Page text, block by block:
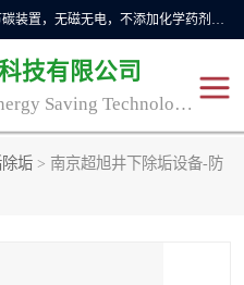
自主研发生产的CPMR全智能防垢除垢节碳装置，无磁无电，不添加化学药剂，*了国内纯物理除垢技术领域空白，其性能处于国际领先水平。广泛应用于石油炼化、钢铁冶炼、电力、煤矿、化工、供暖、压铸、汽车制造、涉水家电等行业。
技有限公司
Nanjing Chaoxu Energy Saving Technology Co., Ltd
除垢 > 南京超旭井下除垢设备-防